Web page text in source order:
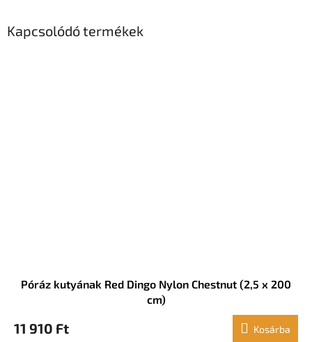
Kapcsolódó termékek
Póráz kutyának Red Dingo Nylon Chestnut (2,5 x 200
cm)
11 910 Ft Kosárba